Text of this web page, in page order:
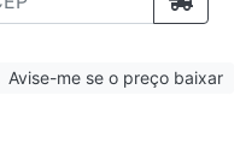
Avise-me se o preço baixar